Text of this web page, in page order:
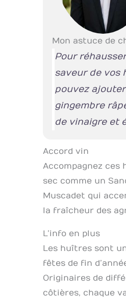
Mon astuce de
Pour
saveur de vos
pouvez
gingembre
de vinaigre et
Accord vin
Accompagnez ces
sec comme un
Muscadet qui
la fraîcheur des
L’info en plus
Les huîtres sont
fêtes de fin
Originaires de
côtières, chaque